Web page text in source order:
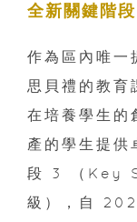
全新關鍵階
作為區內唯一
思貝禮的教育
在培養學生
產的學生提供
段 3 （Key
級），自